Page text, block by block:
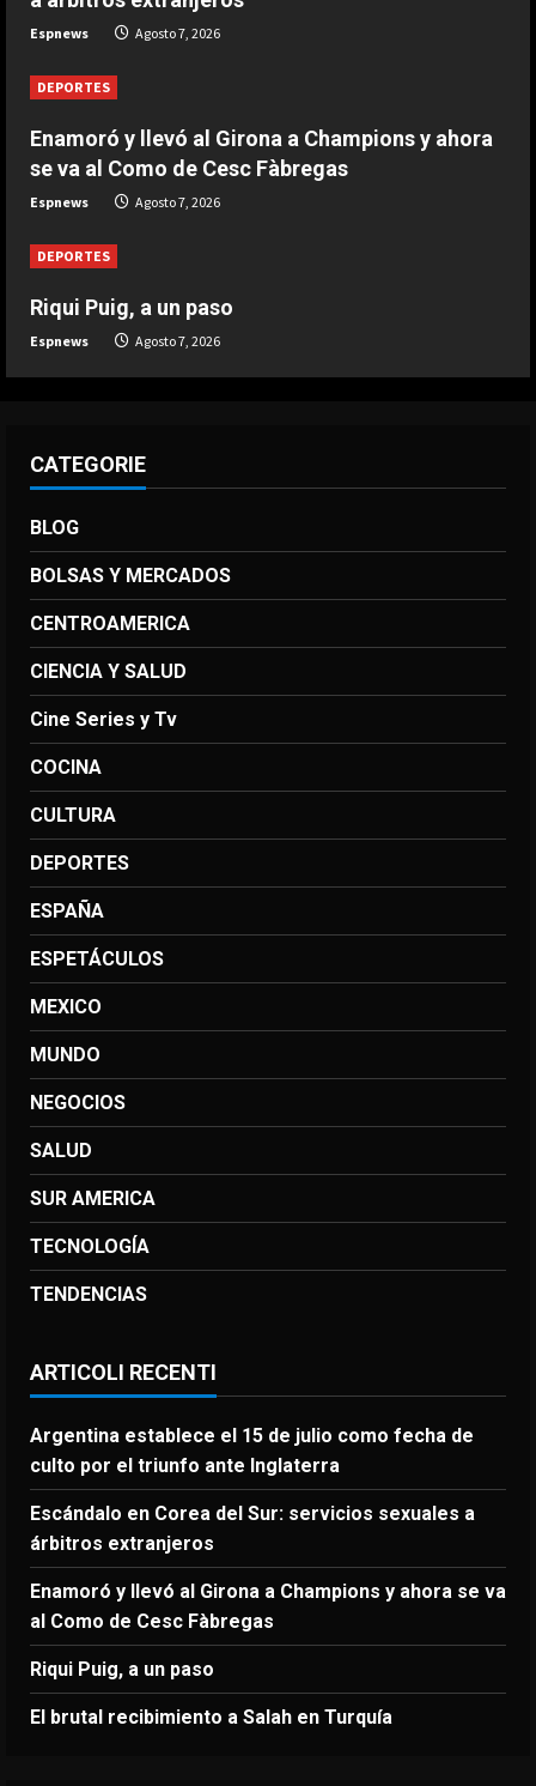
3
extranjeros
4
como fecha de culto por el triunfo
ante Inglaterra
Agosto 7, 2026
Turquía
Agosto 7, 2026
Espnews Agosto 7, 2026
DEPORTES
Enamoró y llevó al Girona a Champions y ahora
se va al Como de Cesc Fàbregas
Espnews Agosto 7, 2026
DEPORTES
Riqui Puig, a un paso
Espnews Agosto 7, 2026
CATEGORIE
BLOG
BOLSAS Y MERCADOS
CENTROAMERICA
CIENCIA Y SALUD
Cine Series y Tv
COCINA
CULTURA
DEPORTES
ESPAÑA
ESPETÁCULOS
MEXICO
MUNDO
NEGOCIOS
SALUD
SUR AMERICA
TECNOLOGÍA
TENDENCIAS
ARTICOLI RECENTI
Argentina establece el 15 de julio como fecha de
culto por el triunfo ante Inglaterra
Escándalo en Corea del Sur: servicios sexuales a
árbitros extranjeros
Enamoró y llevó al Girona a Champions y ahora se va
al Como de Cesc Fàbregas
Riqui Puig, a un paso
El brutal recibimiento a Salah en Turquía